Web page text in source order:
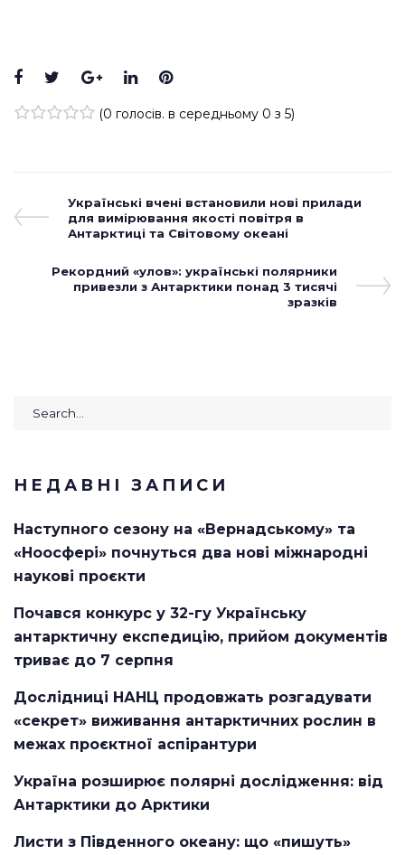
Facebook
TwitterGoogle+
LinkedInPinterest
(0 голосів. в середньому 0 з 5)
Навігація
записів
Previous
Post
Українські вчені встановили нові прилади
для вимірювання якості повітря в
Антарктиці та Світовому океані
Next
Post
Рекордний «улов»: українські полярники
привезли з Антарктики понад 3 тисячі
зразків
Search
НЕДАВНІ ЗАПИСИ
Наступного сезону на «Вернадському» та
«Ноосфері» почнуться два нові міжнародні
наукові проєкти
Почався конкурс у 32-гу Українську
антарктичну експедицію, прийом документів
триває до 7 серпня
Дослідниці НАНЦ продовжать розгадувати
«секрет» виживання антарктичних рослин в
межах проєктної аспірантури
Україна розширює полярні дослідження: від
Антарктики до Арктики
Листи з Південного океану: що «пишуть»